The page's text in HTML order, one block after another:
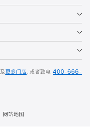
及更多门店，或者致电 400-666-
网站地图